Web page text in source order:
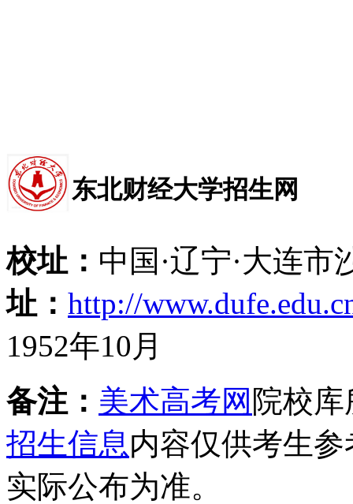
东北财经大学招生网
校址： 中国·辽宁·大连
址： http://
1952年10月
备注： 美术高考网 院校
招生信息内容仅供考生
实际公布为准。